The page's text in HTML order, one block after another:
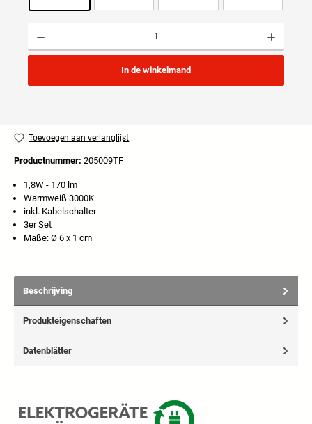
In de winkelmand
Toevoegen aan verlanglijst
Productnummer: 205009TF
1,8W - 170 lm
Warmweiß 3000K
inkl. Kabelschalter
3er Set
Maße: Ø 6 x 1 cm
Beschrijving
Produkteigenschaften
Datenblätter